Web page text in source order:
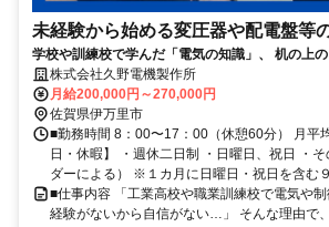
未経験から始める変圧器や配電盤等
学校や訓練校で学んだ「電気の知識」、 机の上
ったいない！未経験から一生の仕事「設計士」へ！
株式会社久野電機製作所
月給200,000円～270,000円
佐賀県伊万里市
■勤務時間 8：00〜17：00（休憩60分） 月平
日・休暇】 ・週休二日制 ・日曜日、祝日 ・
ダーによる） ※１カ月に日曜日・祝日を含む９
■仕事内容 「工業高校や職業訓練校で電気や
経験がないから自信がない…」 そんな理由で